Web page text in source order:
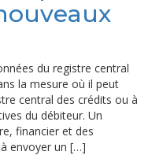
du registre central
la mesure où il peut
central des crédits ou à
du débiteur. Un
financier et des
envoyer un […]